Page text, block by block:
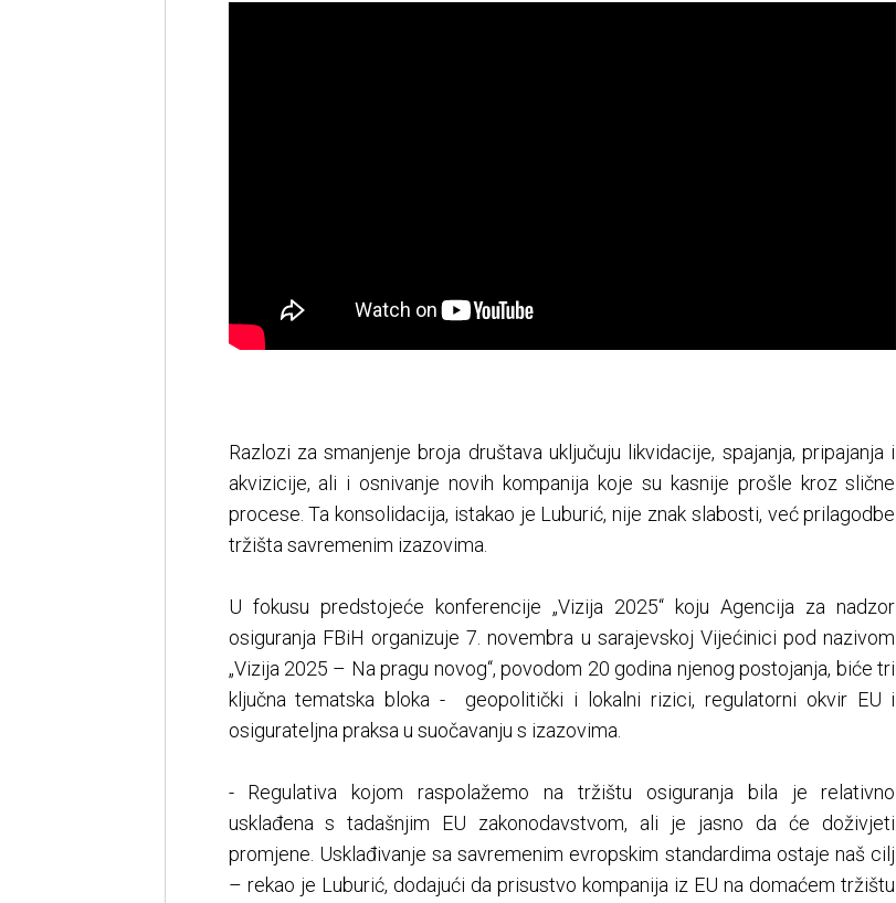
Razlozi za smanjenje broja društava uključuju likvidacije, spajanja, pripajanja i
akvizicije, ali i osnivanje novih kompanija koje su kasnije prošle kroz slične
procese. Ta konsolidacija, istakao je Luburić, nije znak slabosti, već prilagodbe
tržišta savremenim izazovima.
U fokusu predstojeće konferencije „Vizija 2025“ koju Agencija za nadzor
osiguranja FBiH organizuje 7. novembra u sarajevskoj Vijećinici pod nazivom
„Vizija 2025 – Na pragu novog“, povodom 20 godina njenog postojanja, biće tri
ključna tematska bloka - geopolitički i lokalni rizici, regulatorni okvir EU i
osigurateljna praksa u suočavanju s izazovima.
- Regulativa kojom raspolažemo na tržištu osiguranja bila je relativno
usklađena s tadašnjim EU zakonodavstvom, ali je jasno da će doživjeti
promjene. Usklađivanje sa savremenim evropskim standardima ostaje naš cilj
– rekao je Luburić, dodajući da prisustvo kompanija iz EU na domaćem tržištu